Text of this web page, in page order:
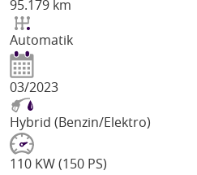
95.179 km
Automatik
03/2023
Hybrid (Benzin/Elektro)
110 KW (150 PS)